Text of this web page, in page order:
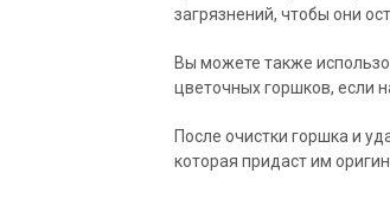
загрязнений, чтобы они
Вы можете также
цветочных горшков, если
После очистки горшка и
которая придаст им